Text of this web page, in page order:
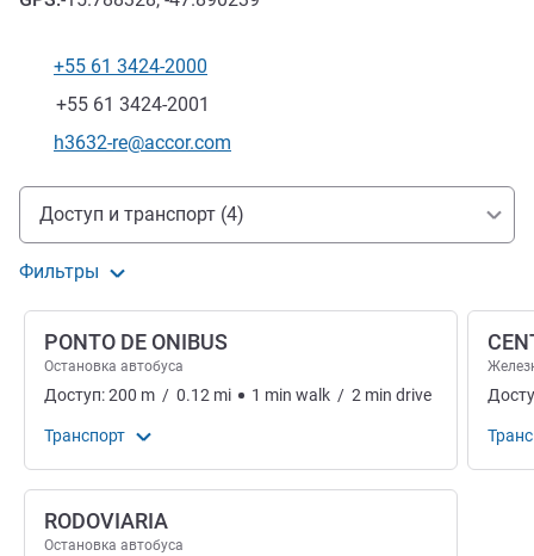
Телефон
+55 61 3424-2000
Факс
+55 61 3424-2001
Контактный адрес электронной почты
h3632-re@accor.com
Доступ и транспорт
Доступ и транспорт (4)
Фильтры
PONTO DE ONIBUS
Остановка автобуса
Доступ:200 m / 0.12 mi 1 min walk / 2 min drive
Транспорт
RODOVIARIA
Остановка автобуса